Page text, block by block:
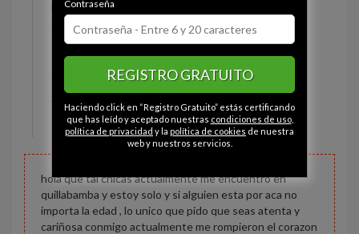
Estado civil:
Ojos: Marrón
Constitución: Rechoncho
Altura: 180 cm
Peso: 90 kg
hola que tal chicas actualmente me encuentro en
quillabamba y estoy solo y si alguien esta por aca no
importa la edad , lo unico que pido que seas atenta y
cariñosa conmigo actualmente me rompieron el corazon
Contraseña
REGISTRO GRATUITO
Haciendo click en “Registro Gratuito” estás certificando
que has leído y aceptado nuestras condiciones de uso,
política de privacidad y la política de cookies de nuestra
web y nuestros servicios.